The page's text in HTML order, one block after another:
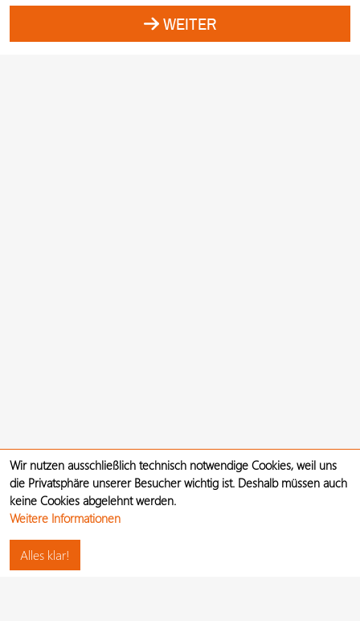
WEITER
Wir nutzen ausschließlich technisch notwendige Cookies, weil uns
die Privatsphäre unserer Besucher wichtig ist. Deshalb müssen auch
keine Cookies abgelehnt werden.
Weitere Informationen
Alles klar!